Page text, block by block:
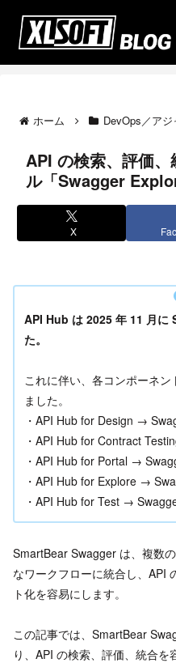
ホーム DevOps／アジ
API の検索、評価
ル「Swagger
X
API Hub は 2025 年 11 月に
た。
これに伴い、各コンポーネ
ました。
・API Hub for Design →
・API Hub for Contract
・API Hub for Portal →
・API Hub for Explore →
・API Hub for Test →
SmartBear Swagger は、複数
なワークフローに統合し、API
ト化を容易にします。
この記事では、SmartBear
り、API の検索、評価、統合